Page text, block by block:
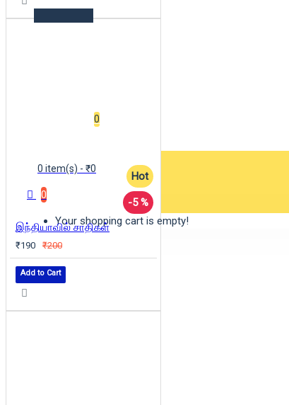
0
0 item(s) - ₹0
0
Your shopping cart is empty!
Hot
-5 %
இந்தியாவில் சாதிகள்
₹190 ₹200
Add to Cart